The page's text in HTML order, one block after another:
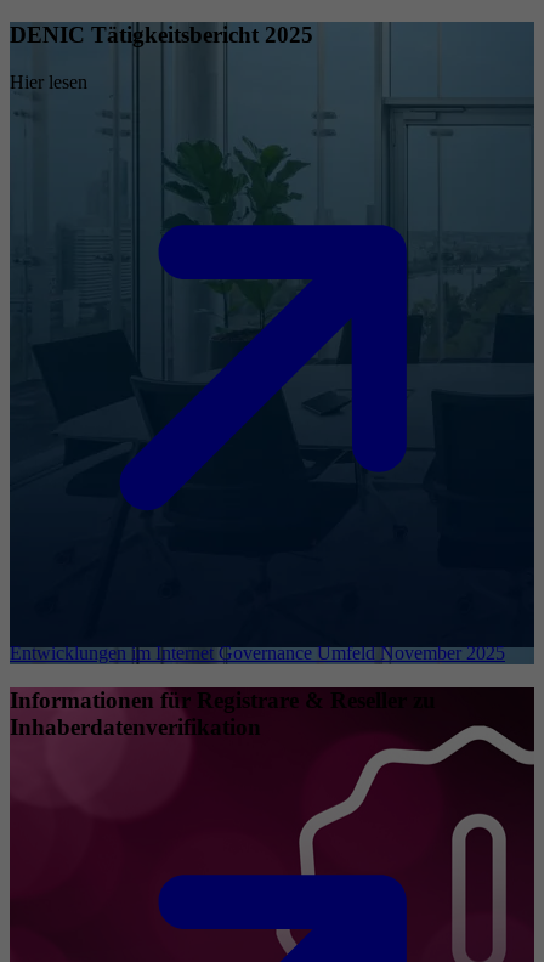
DENIC Tätigkeitsbericht 2025
Hier lesen
Entwicklungen im Internet Governance Umfeld November 2025
Informationen für Registrare & Reseller zu
Inhaberdatenverifikation